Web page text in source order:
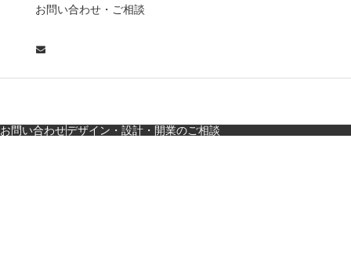
な店舗デザイン
料理・個室の距離感か
お問い合わせ・ご相談
お問い合わせデザイン・設計・開業のご相談